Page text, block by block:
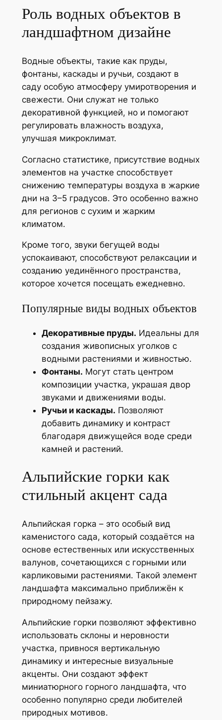
Роль водных объектов в
ландшафтном дизайне
Водные объекты, такие как пруды,
фонтаны, каскады и ручьи, создают в
саду особую атмосферу умиротворения и
свежести. Они служат не только
декоративной функцией, но и помогают
регулировать влажность воздуха,
улучшая микроклимат.
Согласно статистике, присутствие водных
элементов на участке способствует
снижению температуры воздуха в жаркие
дни на 3–5 градусов. Это особенно важно
для регионов с сухим и жарким
климатом.
Кроме того, звуки бегущей воды
успокаивают, способствуют релаксации и
созданию уединённого пространства,
которое хочется посещать ежедневно.
Популярные виды водных объектов
Декоративные пруды. Идеальны для
создания живописных уголков с
водными растениями и живностью.
Фонтаны. Могут стать центром
композиции участка, украшая двор
звуками и движениями воды.
Ручьи и каскады. Позволяют
добавить динамику и контраст
благодаря движущейся воде среди
камней и растений.
Альпийские горки как
стильный акцент сада
Альпийская горка – это особый вид
каменистого сада, который создаётся на
основе естественных или искусственных
валунов, сочетающихся с горными или
карликовыми растениями. Такой элемент
ландшафта максимально приближён к
природному пейзажу.
Альпийские горки позволяют эффективно
использовать склоны и неровности
участка, привнося вертикальную
динамику и интересные визуальные
акценты. Они создают эффект
миниатюрного горного ландшафта, что
особенно популярно среди любителей
природных мотивов.